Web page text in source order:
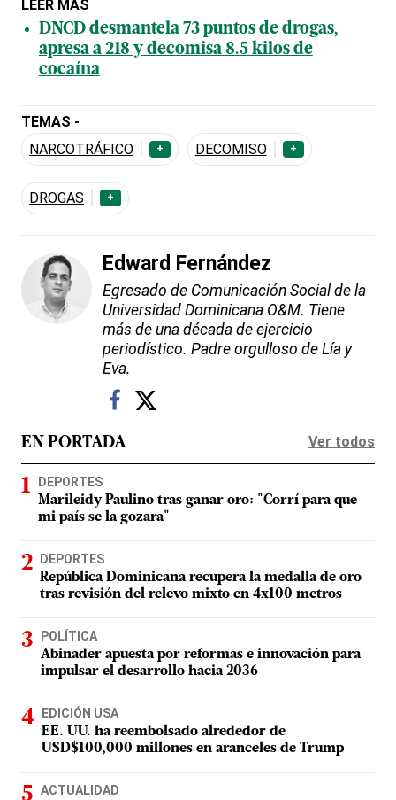
LEER MÁS
DNCD desmantela 73 puntos de drogas,
apresa a 218 y decomisa 8.5 kilos de
cocaína
TEMAS -
NARCOTRÁFICO
+ DECOMISO +
DROGAS +
Edward Fernández
Egresado de Comunicación Social de la
Universidad Dominicana O&M. Tiene
más de una década de ejercicio
periodístico. Padre orgulloso de Lía y
Eva.
EN PORTADA Ver todos
DEPORTES
Marileidy Paulino tras ganar oro: "Corrí para que
mi país se la gozara"
DEPORTES
República Dominicana recupera la medalla de oro
tras revisión del relevo mixto en 4x100 metros
POLÍTICA
Abinader apuesta por reformas e innovación para
impulsar el desarrollo hacia 2036
EDICIÓN USA
EE. UU. ha reembolsado alrededor de
USD$100,000 millones en aranceles de Trump
ACTUALIDAD